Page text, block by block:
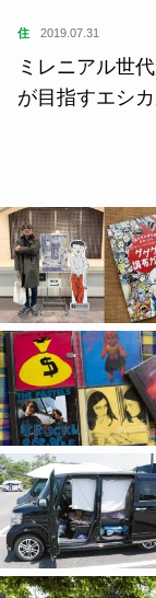
住 2019.07.31
ミレニアル世
が目指すエシ